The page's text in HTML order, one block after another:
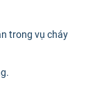
trong vụ cháy